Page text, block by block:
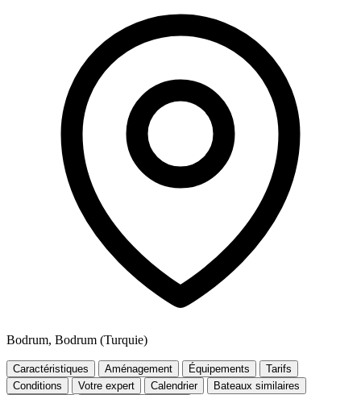
Bodrum, Bodrum (Turquie)
Caractéristiques Aménagement Équipements
Tarifs
Conditions
Votre expert Calendrier
Bateaux similaires